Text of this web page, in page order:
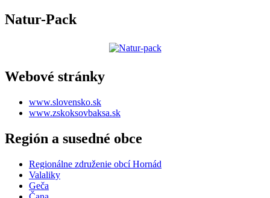
Natur-Pack
Webové stránky
www.slovensko.sk
www.zskoksovbaksa.sk
Región a susedné obce
Regionálne združenie obcí Hornád
Valaliky
Geča